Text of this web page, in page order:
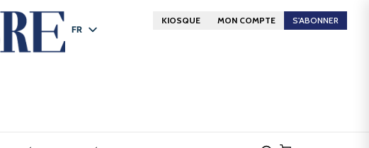
FR
KIOSQUE MON COMPTE S'ABONNER